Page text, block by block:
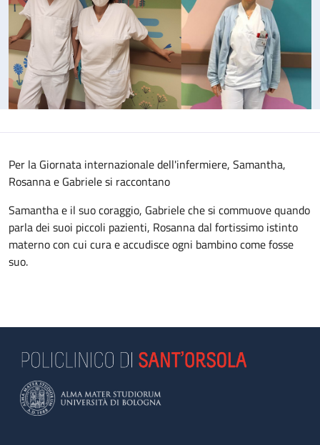
Per la Giornata internazionale dell'infermiere, Samantha,
Rosanna e Gabriele si raccontano
Samantha e il suo coraggio, Gabriele che si commuove quando
parla dei suoi piccoli pazienti, Rosanna dal fortissimo istinto
materno con cui cura e accudisce ogni bambino come fosse
suo.